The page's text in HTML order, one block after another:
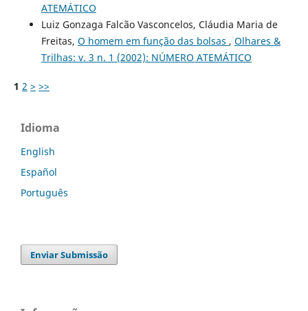
ATEMÁTICO
Luiz Gonzaga Falcão Vasconcelos, Cláudia Maria de
Freitas, O homem em função das bolsas , Olhares &
Trilhas: v. 3 n. 1 (2002): NÚMERO ATEMÁTICO
1 2 > >>
Idioma
English
Español
Português
Enviar Submissão